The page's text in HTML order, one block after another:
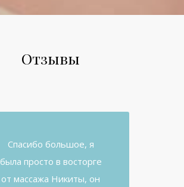
Отзывы
Спасибо большое, я
была просто в восторге
от массажа Никиты, он